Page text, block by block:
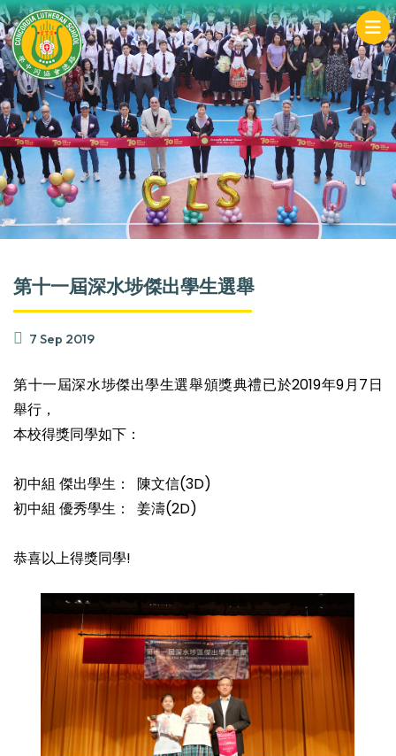
第十一屆深水埗傑出學生選舉
7 Sep 2019
第十一屆深水埗傑出學生選舉頒獎典禮已於2019年9月7日
舉行，
本校得獎同學如下：
初中組 傑出學生： 陳文信(3D)
初中組 優秀學生： 姜濤(2D)
恭喜以上得獎同學!